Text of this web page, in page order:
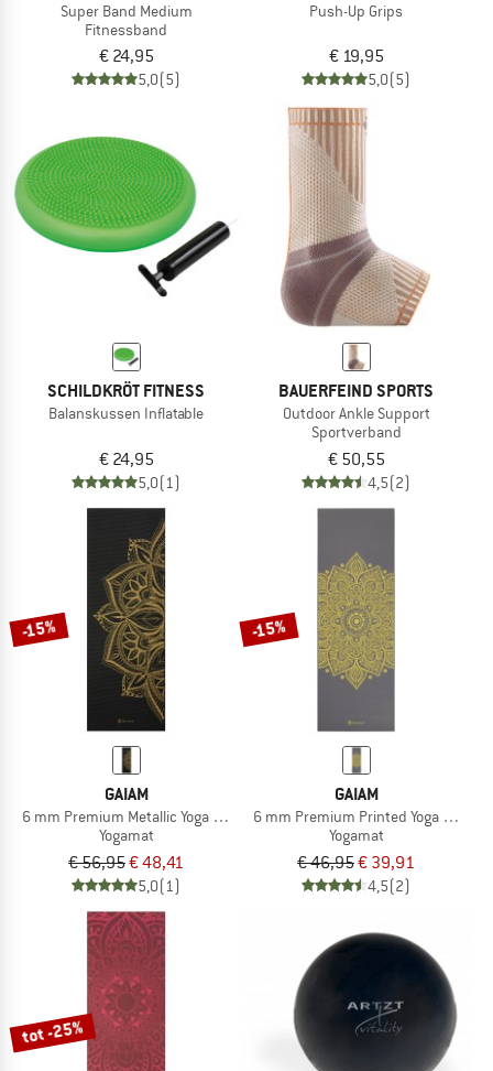
Super Band Medium
Fitnessband
€ 24,95
5,0(5)
Push-Up Grips
€ 19,95
5,0(5)
SCHILDKRÖT FITNESS
Balanskussen Inflatable
€ 24,95
5,0(1)
BAUERFEIND SPORTS
Outdoor Ankle Support
Sportverband
€ 50,55
4,5(2)
-15%
GAIAM
6 mm Premium Metallic Yoga Mat
Yogamat
€ 56,95€ 48,41
5,0(1)
-15%
GAIAM
6 mm Premium Printed Yoga Mat
Yogamat
€ 46,95€ 39,91
4,5(2)
tot -25%